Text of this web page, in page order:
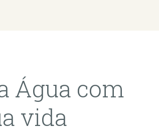
Água com
vida